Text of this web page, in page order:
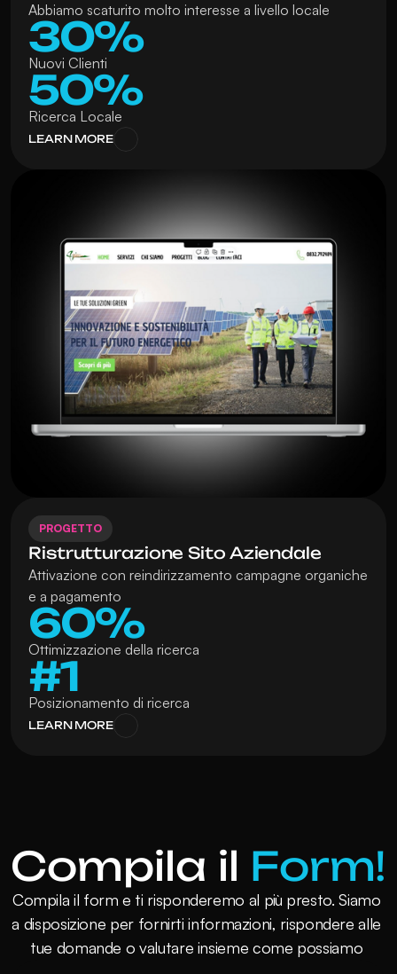
Abbiamo scaturito molto interesse a livello locale
30%
Nuovi Clienti
50%
Ricerca Locale
LEARN MORE
PROGETTO
Ristrutturazione Sito Aziendale
Attivazione con reindirizzamento campagne organiche
e a pagamento
60%
Ottimizzazione della ricerca
#1
Posizionamento di ricerca
LEARN MORE
Compila il Form!
Compila il form e ti risponderemo al più presto. Siamo
a disposizione per fornirti informazioni, rispondere alle
tue domande o valutare insieme come possiamo